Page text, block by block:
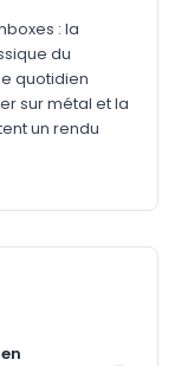
: la
du
quotidien
sur métal et la
un rendu